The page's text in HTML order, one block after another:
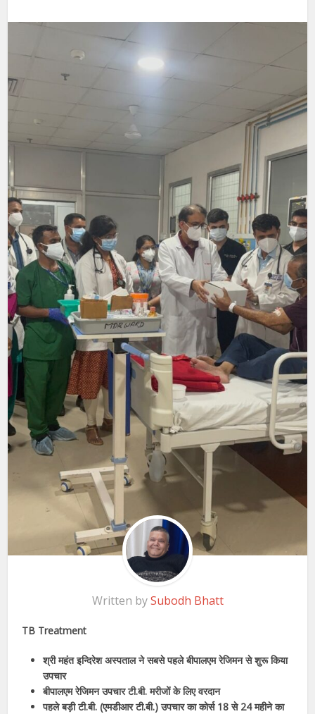
Written bySubodh Bhatt
TB Treatment
श्री महंत इन्दिरेश अस्पताल ने सबसे पहले बीपालएम रेजिमन से शुरू किया
उपचार
बीपालएम रेजिमन उपचार टी.बी. मरीजों के लिए वरदान
पहले बड़ी टी.बी. (एमडीआर टी.बी.) उपचार का कोर्स 18 से 24 महीने का